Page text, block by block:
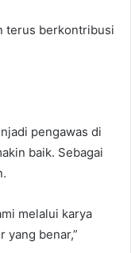
terus berkontribusi
pengawas di
baik. Sebagai
melalui karya
yang benar,”